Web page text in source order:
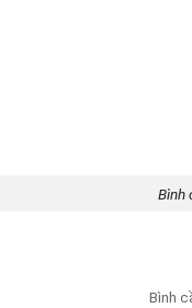
cháy tự
Bình